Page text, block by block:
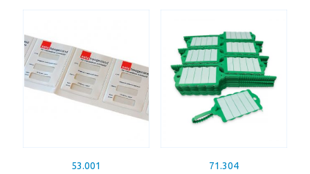
53.001 71.304